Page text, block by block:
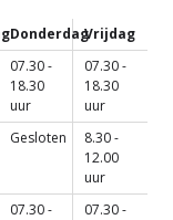
DonderdagVrijdag
07.30 -
18.30
uur
07.30 -
18.30
uur
Gesloten
8.30 -
12.00
uur
07.30 -
07.30 -